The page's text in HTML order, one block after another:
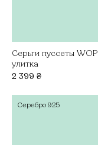
Серьги пуссеты WOP
улитка
2 399 ₴
Серебро 925